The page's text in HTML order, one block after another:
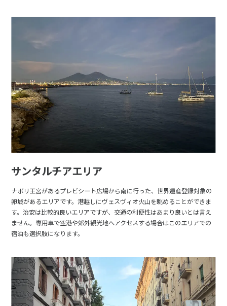
サンタルチアエリア
ナポリ王宮があるプレビシート広場から南に行った、世界遺産登録対象の
卵城があるエリアです。港越しにヴェスヴィオ火山を眺めることができま
す。治安は比較的良いエリアですが、交通の利便性はあまり良いとは言え
ません。専用車で空港や郊外観光地へアクセスする場合はこのエリアでの
宿泊も選択肢になります。